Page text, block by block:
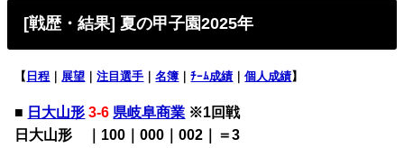
[戦歴・結果] 夏の甲子園2025年
【 日程 展望 ｜注目選手 ｜名簿 ｜ﾁｰﾑ成績 ｜個人成績】
■ 日大山形 3-6 県岐阜商業 ※1回戦
日大山形 ｜100｜000｜002｜＝3